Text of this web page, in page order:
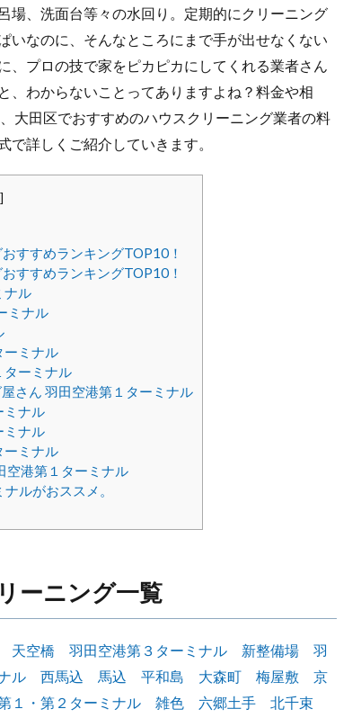
場、洗面台等々の水回り。定期的にクリーニング
いなのに、そんなところにまで手が出せなくない
プロの技で家をピカピカにしてくれる業者さん
、わからないことってありますよね？料金や相
大田区でおすすめのハウスクリーニング業者の料
詳しくご紹介していきます。
]
すすめランキングTOP10！
すすめランキングTOP10！
ナル
ミナル
ーミナル
ーミナル
さん 羽田空港第１ターミナル
ミナル
ミナル
ーミナル
空港第１ターミナル
ルがおススメ。
ーニング一覧
天空橋 羽田空港第３ターミナル 新整備場
羽
ル 西馬込 馬込 平和島 大森町 梅屋敷
京
１・第２ターミナル 雑色 六郷土手
北千束